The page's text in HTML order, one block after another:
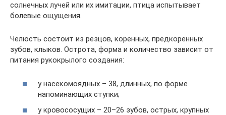
солнечных лучей или их имитации, птица испытывает
болевые ощущения.
Челюсть состоит из резцов, коренных, предкоренных
зубов, клыков. Острота, форма и количество зависит от
питания рукокрылого создания:
у насекомоядных – 38, длинных, по форме
напоминающих ступки;
у кровососущих – 20–26 зубов, острых, крупных